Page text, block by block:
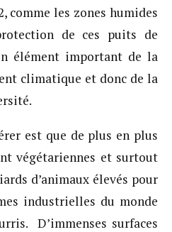
comme les zones humides
de ces puits de
élément important de la
climatique et donc de la
est que de plus en plus
végétariennes et surtout
d’animaux élevés pour
industrielles du monde
D’immenses surfaces